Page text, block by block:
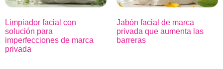
Limpiador facial con
solución para
imperfecciones de marca
privada
Jabón facial de marca
privada que aumenta las
barreras